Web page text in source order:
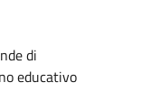
di
educativo